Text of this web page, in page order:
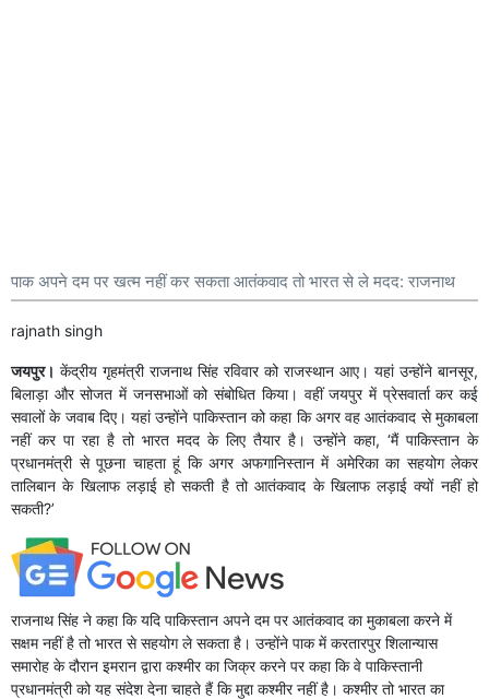
पाक अपने दम पर खत्म नहीं कर सकता आतंकवाद तो भारत से ले मदद: राजनाथ
rajnath singh
जयपुर। केंद्रीय गृहमंत्री राजनाथ सिंह रविवार को राजस्थान आए। यहां उन्होंने बानसूर,
बिलाड़ा और सोजत में जनसभाओं को संबोधित किया। वहीं जयपुर में प्रेसवार्ता कर कई
सवालों के जवाब दिए। यहां उन्होंने पाकिस्तान को कहा कि अगर वह आतंकवाद से मुकाबला
नहीं कर पा रहा है तो भारत मदद के लिए तैयार है। उन्होंने कहा, ‘मैं पाकिस्तान के
प्रधानमंत्री से पूछना चाहता हूं कि अगर अफगानिस्तान में अमेरिका का सहयोग लेकर
तालिबान के खिलाफ लड़ाई हो सकती है तो आतंकवाद के खिलाफ लड़ाई क्यों नहीं हो
सकती?’
राजनाथ सिंह ने कहा कि यदि पाकिस्तान अपने दम पर आतंकवाद का मुकाबला करने में
सक्षम नहीं है तो भारत से सहयोग ले सकता है। उन्होंने पाक में करतारपुर शिलान्यास
समारोह के दौरान इमरान द्वारा कश्मीर का जिक्र करने पर कहा कि वे पाकिस्तानी
प्रधानमंत्री को यह संदेश देना चाहते हैं कि मुद्दा कश्मीर नहीं है। कश्मीर तो भारत का